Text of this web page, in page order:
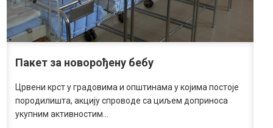
Пакет за новорођену бебу
Црвени крст у градовима и општинама у којима постоје
породилишта, акцију спроводе са циљем доприноса
укупним активностим…